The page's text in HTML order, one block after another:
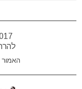
2017 © כל
האמור